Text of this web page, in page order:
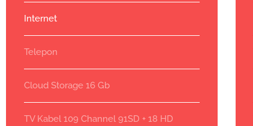
Internet
Telepon
Cloud Storage 16 Gb
TV Kabel 109 Channel 91SD + 18 HD